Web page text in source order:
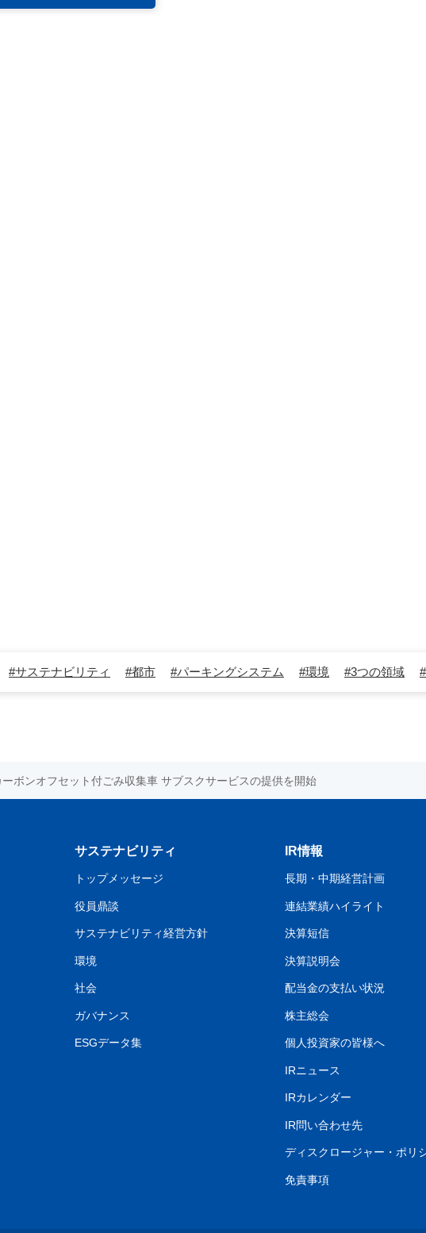
#サステナビリティ #都市 #パーキングシステム #環境 #3つの領域
L #佐野工場 #甲南工場 #製品紹介 #エレパーク®
ーボンオフセット付ごみ収集車 サブスクサービスの提供を開始
サステナビリティ
トップメッセージ
役員鼎談
サステナビリティ経営方針
環境
社会
ガバナンス
ESGデータ集
IR情報
長期・中期経営計画
連結業績ハイライト
決算短信
決算説明会
配当金の支払い状況
株主総会
個人投資家の皆様へ
IRニュース
IRカレンダー
IR問い合わせ先
ディスクロージャー・ポリ
免責事項